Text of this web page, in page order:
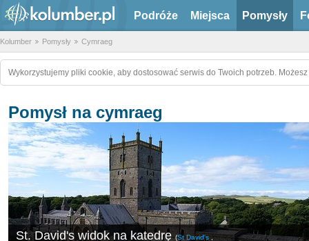
Podróże Miejsca Pomysły
Kolumber Pomysły Cymraeg
Wykorzystujemy pliki cookie, aby dostosować serwis do Twoich potrzeb.
Pomysł na cymraeg
St. David's widok na katedrę (St David's